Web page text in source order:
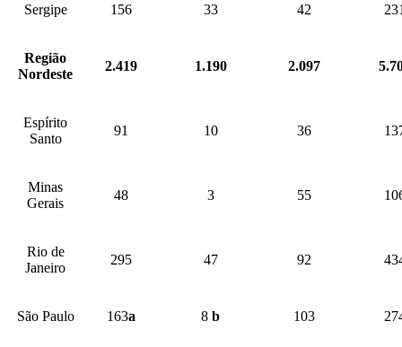
Sergipe 156 33 42
Região
Nordeste
2.419 1.190 2.097
Espírito
Santo
91 10 36
Minas
Gerais
48 3 55
Rio de
Janeiro
295 47 92
São Paulo 163a 8 b 103